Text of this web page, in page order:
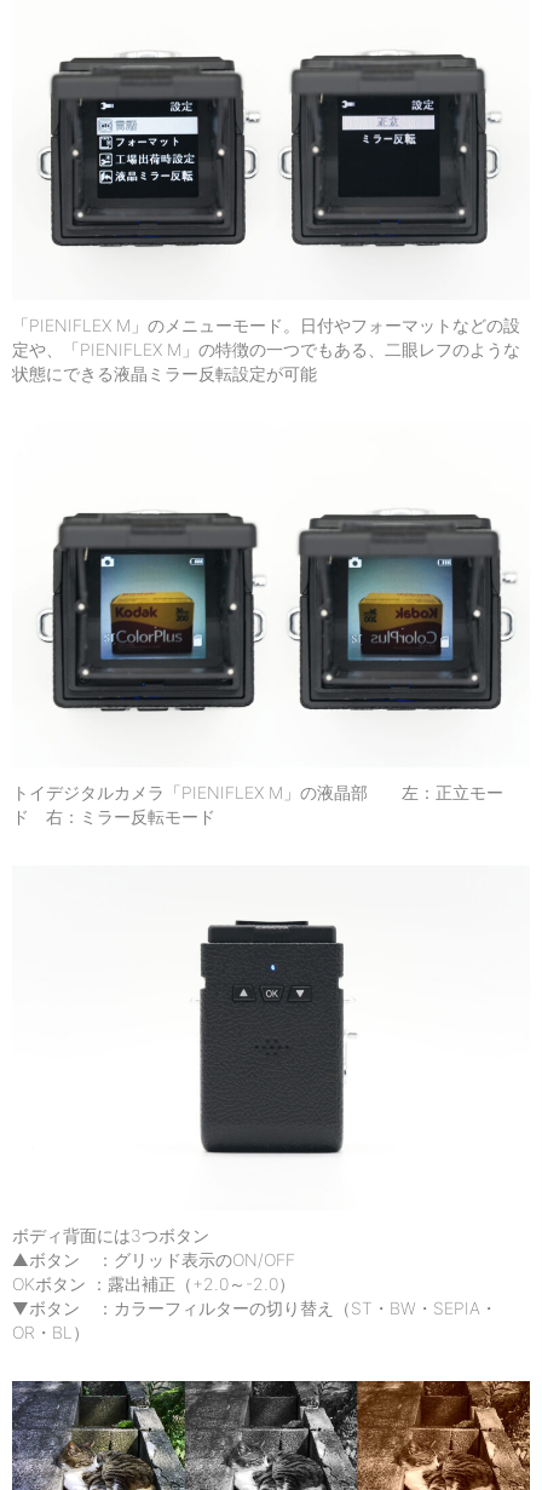
「PIENIFLEX M」のメニューモード。日付やフォーマットなどの設
定や、「PIENIFLEX M」の特徴の一つでもある、二眼レフのような
状態にできる液晶ミラー反転設定が可能
トイデジタルカメラ「PIENIFLEX M」の液晶部 左：正立モー
ド 右：ミラー反転モード
ボディ背面には3つボタン
▲ボタン ：グリッド表示のON/OFF
OKボタン ：露出補正（+2.0～-2.0）
▼ボタン ：カラーフィルターの切り替え（ST・BW・SEPIA・
OR・BL）